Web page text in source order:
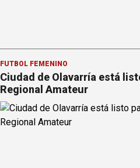
FÚTBOL FEMENINO
Ciudad de Olavarría está
Regional Amateur